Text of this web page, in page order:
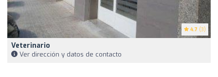
4.7 (3)
Veterinario
Ver dirección y datos de contacto